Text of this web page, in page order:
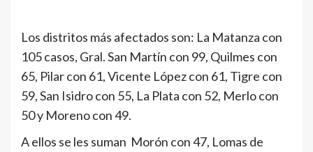
Los distritos más afectados son: La Matanza con
105 casos, Gral. San Martín con 99, Quilmes con
65, Pilar con 61, Vicente López con 61, Tigre con
59, San Isidro con 55, La Plata con 52, Merlo con
50 y Moreno con 49.
A ellos se les suman Morón con 47, Lomas de